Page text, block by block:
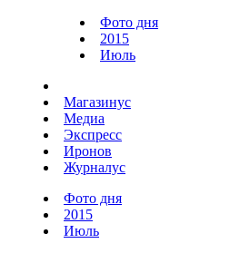
Фото дня
2015
Июль
Магазинус
Медиа
Экспресс
Иронов
Журналус
Фото дня
2015
Июль